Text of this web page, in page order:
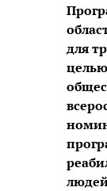
для